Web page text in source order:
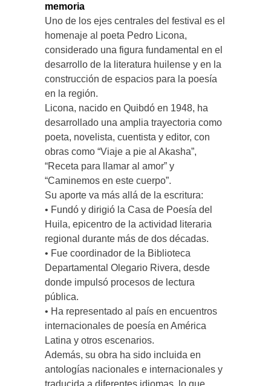
memoria
Uno de los ejes centrales del festival es el
homenaje al poeta Pedro Licona,
considerado una figura fundamental en el
desarrollo de la literatura huilense y en la
construcción de espacios para la poesía
en la región.
Licona, nacido en Quibdó en 1948, ha
desarrollado una amplia trayectoria como
poeta, novelista, cuentista y editor, con
obras como “Viaje a pie al Akasha”,
“Receta para llamar al amor” y
“Caminemos en este cuerpo”.
Su aporte va más allá de la escritura:
• Fundó y dirigió la Casa de Poesía del
Huila, epicentro de la actividad literaria
regional durante más de dos décadas.
• Fue coordinador de la Biblioteca
Departamental Olegario Rivera, desde
donde impulsó procesos de lectura
pública.
• Ha representado al país en encuentros
internacionales de poesía en América
Latina y otros escenarios.
Además, su obra ha sido incluida en
antologías nacionales e internacionales y
traducida a diferentes idiomas, lo que